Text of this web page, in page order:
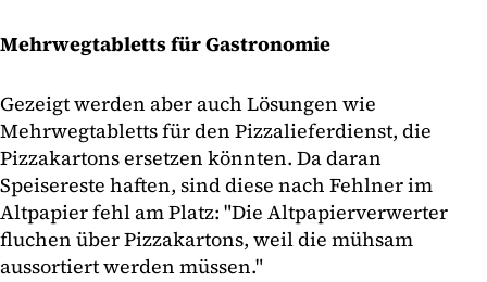
Mehrwegtabletts für Gastronomie
Gezeigt werden aber auch Lösungen wie
Mehrwegtabletts für den Pizzalieferdienst, die
Pizzakartons ersetzen könnten. Da daran
Speisereste haften, sind diese nach Fehlner im
Altpapier fehl am Platz: "Die Altpapierverwerter
fluchen über Pizzakartons, weil die mühsam
aussortiert werden müssen."